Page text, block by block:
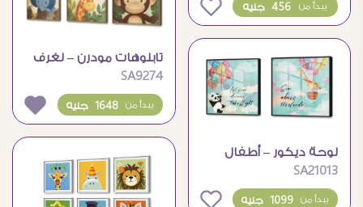
456 جنيه يبدأ من
لوحة ديكور – أطفال
SA21013
1099 جنيه يبدأ من 0
تابلوهات مودرن – لغرف
الأطفال
SA9274
1648 جنيه يبدأ من